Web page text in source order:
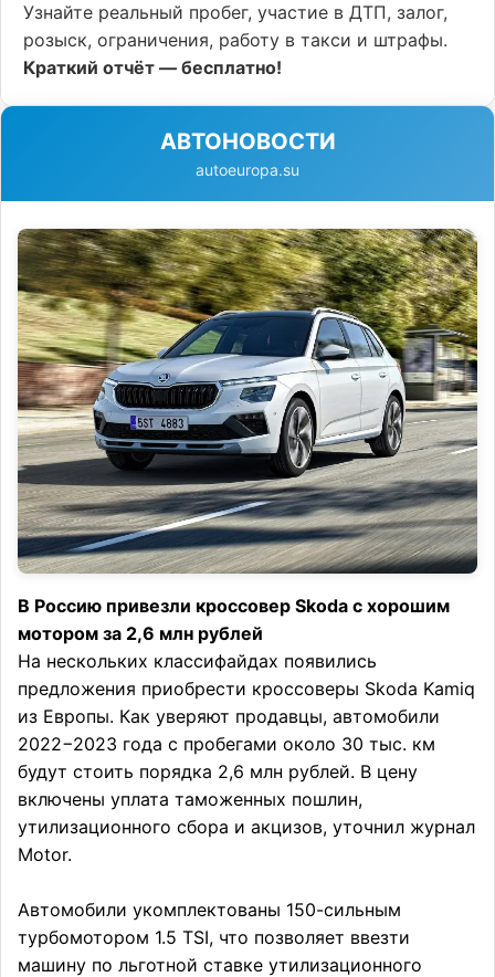
Узнайте реальный пробег, участие в ДТП, залог,
розыск, ограничения, работу в такси и штрафы.
Краткий отчёт — бесплатно!
АВТОНОВОСТИ
autoeuropa.su
В Россию привезли кроссовер Skoda с хорошим
мотором за 2,6 млн рублей
На нескольких классифайдах появились
предложения приобрести кроссоверы Skoda Kamiq
из Европы. Как уверяют продавцы, автомобили
2022−2023 года с пробегами около 30 тыс. км
будут стоить порядка 2,6 млн рублей. В цену
включены уплата таможенных пошлин,
утилизационного сбора и акцизов, уточнил журнал
Motor.
Автомобили укомплектованы 150-сильным
турбомотором 1.5 TSI, что позволяет ввезти
машину по льготной ставке утилизационного